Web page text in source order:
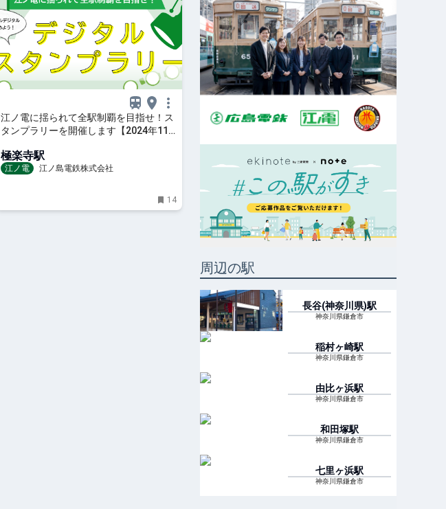
江ノ電に揺られて全駅制覇を目指せ！ス
タンプラリーを開催します【2024年11
時】
極楽寺駅
江ノ電 江ノ島電鉄株式会社
14
周辺の駅
長谷(神奈川県)駅
神奈川県鎌倉市
稲村ヶ崎駅
神奈川県鎌倉市
由比ヶ浜駅
神奈川県鎌倉市
和田塚駅
神奈川県鎌倉市
七里ヶ浜駅
神奈川県鎌倉市